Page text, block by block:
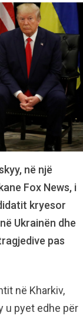
në një
Fox News, i
kryesor
Ukrainën dhe
pas
në Kharkiv,
u pyet edhe për